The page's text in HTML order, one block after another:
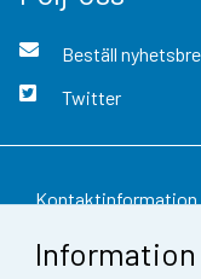
Beställ
Twitter
Kontaktinformation
Respons